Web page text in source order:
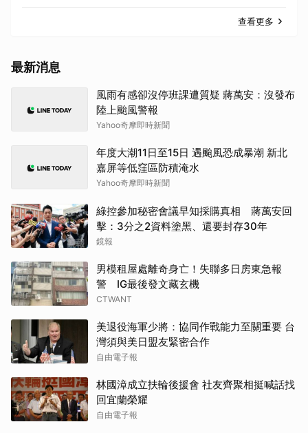
查看更多
最新消息
風雨有感卻沒停班課遭質疑 蔣萬安：沒發布
陸上颱風警報
Yahoo奇摩即時新聞
年度大潮11日至15日 遇颱風恐成暴潮 新北
嘉屏等低窪區防積淹水
Yahoo奇摩即時新聞
綠控參加秘密會議早知採購真相 蔣萬安回
擊：3分之2資料塗黑、還要封存30年
鏡報
男模租屋處離奇身亡！失聯多日房東急報
警 IG最後發文藏玄機
CTWANT
美退役海軍少將：協同作戰能力至關重要 台
灣須與美日盟友緊密合作
自由電子報
林國漳成立扶輪後援會 社友齊聚相挺喊話找
回宜蘭榮耀
自由電子報